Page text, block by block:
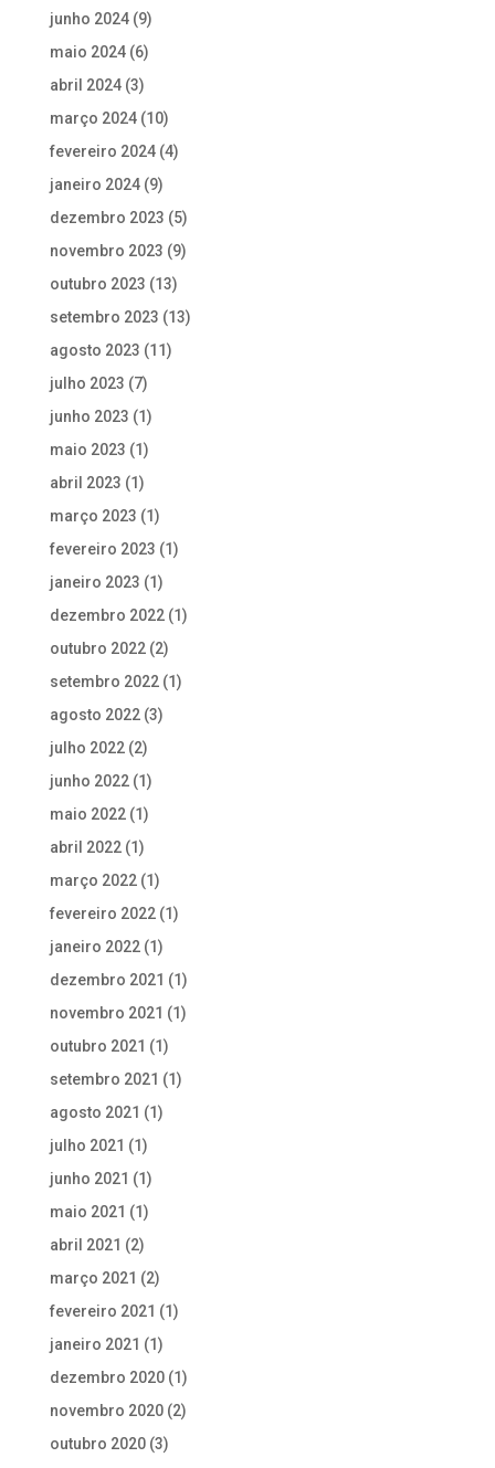
junho 2024(9)
maio 2024(6)
abril 2024(3)
março 2024(10)
fevereiro 2024(4)
janeiro 2024(9)
dezembro 2023 (5)
novembro 2023 (9)
outubro 2023 (13)
setembro 2023 (13)
agosto 2023 (11)
julho 2023 (7)
junho 2023 (1)
maio 2023 (1)
abril 2023 (1)
março 2023 (1)
fevereiro 2023 (1)
janeiro 2023 (1)
dezembro 2022(1)
outubro 2022(2)
setembro 2022(1)
agosto 2022(3)
julho 2022(2)
junho 2022(1)
maio 2022(1)
abril 2022(1)
março 2022(1)
fevereiro 2022(1)
janeiro 2022(1)
dezembro 2021 (1)
novembro 2021 (1)
outubro 2021 (1)
setembro 2021 (1)
agosto 2021 (1)
julho 2021 (1)
junho 2021 (1)
maio 2021 (1)
abril 2021 (2)
março 2021 (2)
fevereiro 2021 (1)
janeiro 2021 (1)
dezembro 2020(1)
novembro 2020(2)
outubro 2020(3)